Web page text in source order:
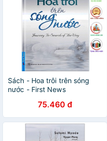
Sách - Hoa trôi trên sóng
nước - First News
75.460 đ